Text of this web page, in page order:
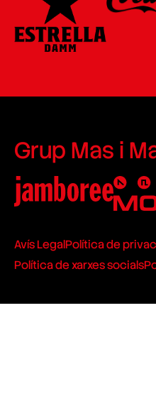
Grup Mas i
Avís LegalPolítica de
Política de xarxes socials